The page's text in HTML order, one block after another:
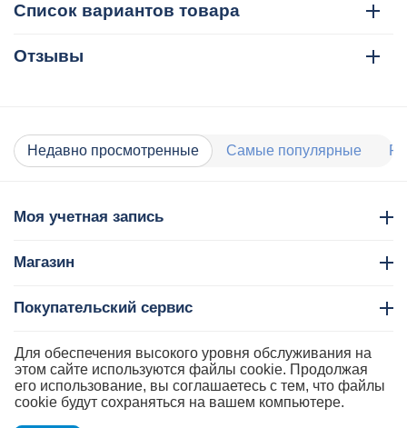
Список вариантов товара
Отзывы
Недавно просмотренные Самые популярные
Моя учетная запись
Магазин
Покупательский сервис
Контакты
Для обеспечения высокого уровня обслуживания на
этом сайте используются файлы cookie. Продолжая
его использование, вы соглашаетесь с тем, что файлы
cookie будут сохраняться на вашем компьютере.